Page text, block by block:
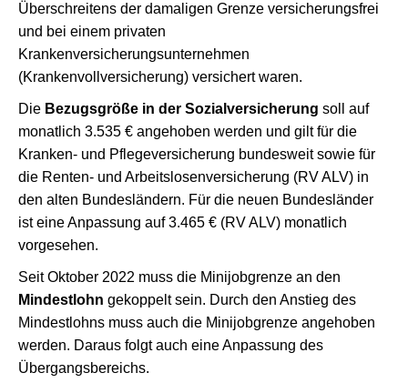
Überschreitens der damaligen Grenze versicherungsfrei
und bei einem privaten
Krankenversicherungsunternehmen
(Krankenvollversicherung) versichert waren.
Die Bezugsgröße in der Sozialversicherung soll auf
monatlich 3.535 € angehoben werden und gilt für die
Kranken- und Pflegeversicherung bundesweit sowie für
die Renten- und Arbeitslosenversicherung (RV ALV) in
den alten Bundesländern. Für die neuen Bundesländer
ist eine Anpassung auf 3.465 € (RV ALV) monatlich
vorgesehen.
Seit Oktober 2022 muss die Minijobgrenze an den
Mindestlohn gekoppelt sein. Durch den Anstieg des
Mindestlohns muss auch die Minijobgrenze angehoben
werden. Daraus folgt auch eine Anpassung des
Übergangsbereichs.